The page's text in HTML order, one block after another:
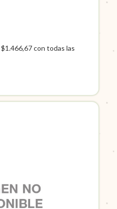
$1.466,67con todas las